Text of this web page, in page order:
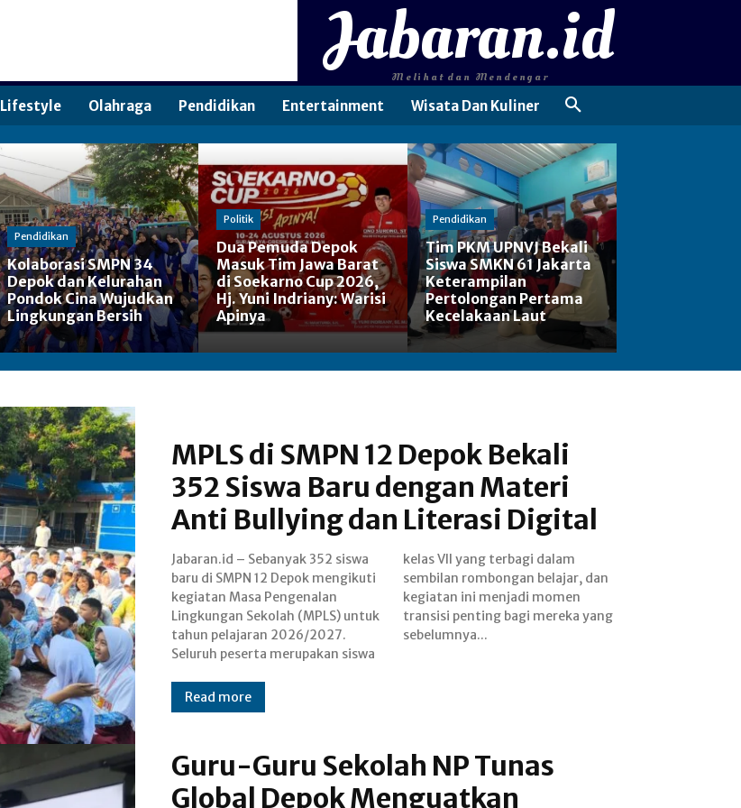
Jabaran.id
Melihat dan Mendengar
Lifestyle Olahraga Pendidikan Entertainment Wisata Dan Kuliner
Pendidikan
Kolaborasi SMPN 34
Depok dan Kelurahan
Pondok Cina Wujudkan
Lingkungan Bersih
Politik
Dua Pemuda Depok
Masuk Tim Jawa Barat
di Soekarno Cup 2026,
Hj. Yuni Indriany: Warisi
Apinya
Pendidikan
Tim PKM UPNVJ Bekali
Siswa SMKN 61 Jakarta
Keterampilan
Pertolongan Pertama
Kecelakaan Laut
MPLS di SMPN 12 Depok Bekali
352 Siswa Baru dengan Materi
Anti Bullying dan Literasi Digital
Jabaran.id – Sebanyak 352 siswa
baru di SMPN 12 Depok mengikuti
kegiatan Masa Pengenalan
Lingkungan Sekolah (MPLS) untuk
tahun pelajaran 2026/2027.
Seluruh peserta merupakan siswa
kelas VII yang terbagi dalam
sembilan rombongan belajar, dan
kegiatan ini menjadi momen
transisi penting bagi mereka yang
sebelumnya...
Read more
Guru-Guru Sekolah NP Tunas
Global Depok Menguatkan